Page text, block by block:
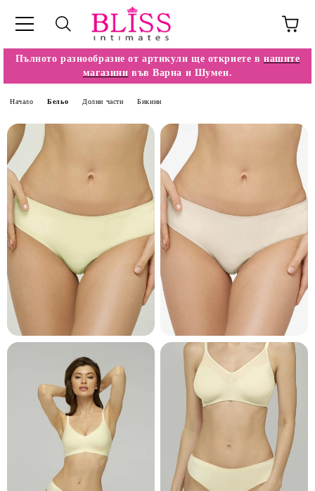
Пълното разнообразие от артикули ще откриете в нашите
магазини във Варна и Шумен.
Начало Бельо Долни части Бикини